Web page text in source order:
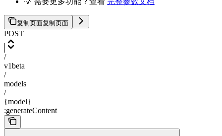
复制页面复制页面
POST
/
v1beta
/
models
/
{model}
:generateContent